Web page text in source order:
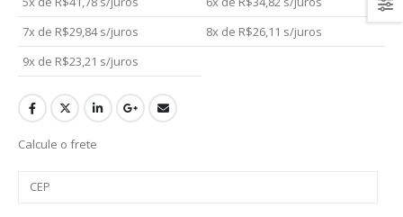
7x de R$29,84s/juros 8x de R$26,11 s/juros
9x de R$23,21 s/juros
Calcule o frete